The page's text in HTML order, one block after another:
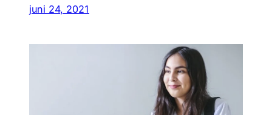
juni 24, 2021